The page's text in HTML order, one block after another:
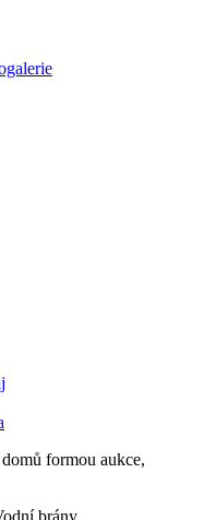
formou aukce,
brány